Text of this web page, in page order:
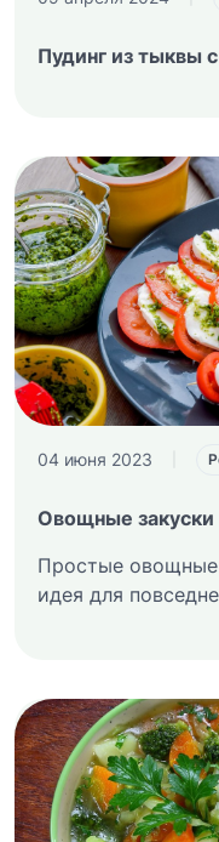
Пудинг из тыквы
04 июня 2023
Овощные закуски
Простые овощные
идея для